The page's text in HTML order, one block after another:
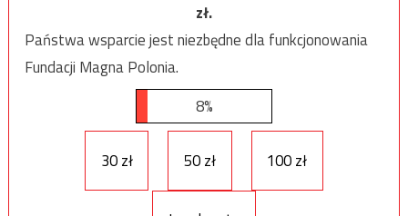
zł.
Państwa wsparcie jest niezbędne dla funkcjonowania
Fundacji Magna Polonia.
8%
30 zł 50 zł 100 zł